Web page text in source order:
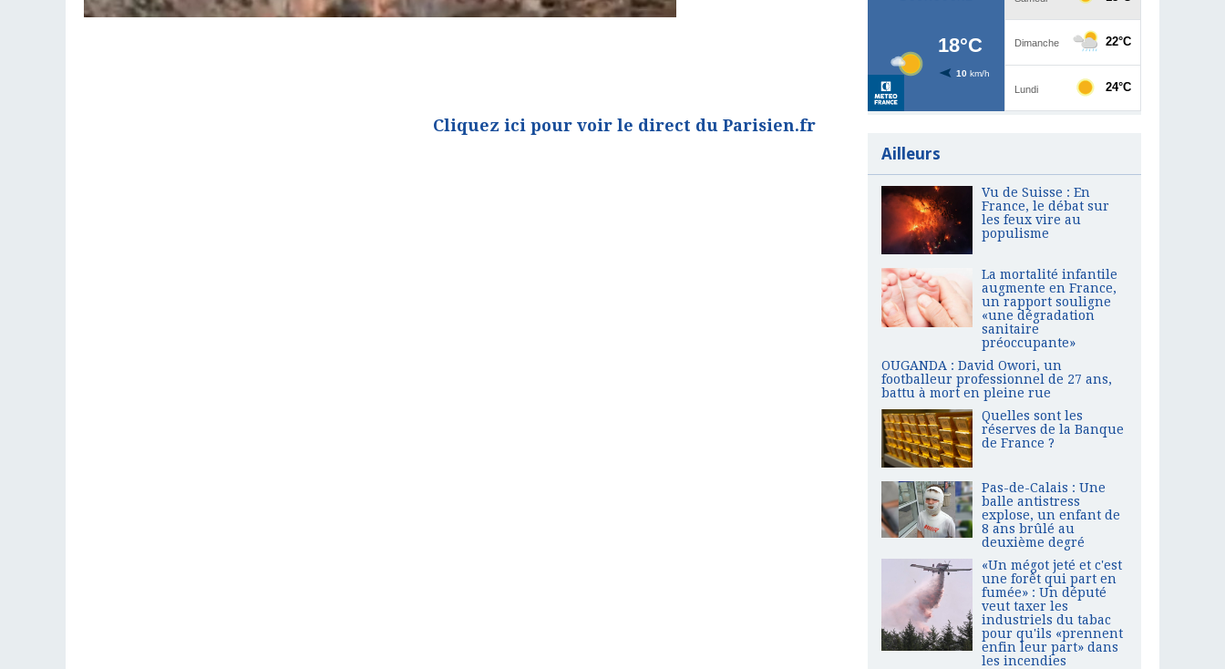
Cliquez ici pour voir le direct du Parisien.fr
Ailleurs
Vu de Suisse : En
France, le débat sur
les feux vire au
populisme
La mortalité infantile
augmente en France,
un rapport souligne
«une dégradation
sanitaire
préoccupante»
OUGANDA : David Owori, un
footballeur professionnel de 27 ans,
battu à mort en pleine rue
Quelles sont les
réserves de la Banque
de France ?
Pas-de-Calais : Une
balle antistress
explose, un enfant de
8 ans brûlé au
deuxième degré
«Un mégot jeté et c'est
une forêt qui part en
fumée» : Un député
veut taxer les
industriels du tabac
pour qu'ils «prennent
enfin leur part» dans
les incendies